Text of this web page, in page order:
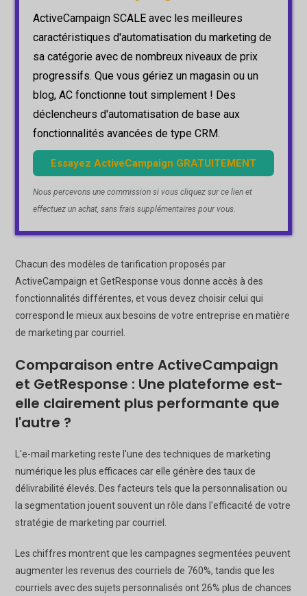
ActiveCampaign SCALE avec les meilleures
caractéristiques d'automatisation du marketing de
sa catégorie avec de nombreux niveaux de prix
progressifs. Que vous gériez un magasin ou un
blog, AC fonctionne tout simplement ! Des
déclencheurs d'automatisation de base aux
fonctionnalités avancées de type CRM.
Essayez ActiveCampaign GRATUITEMENT
Nous percevons une commission si vous cliquez sur ce lien et
effectuez un achat, sans frais supplémentaires pour vous.
Chacun des modèles de tarification proposés par
ActiveCampaign et GetResponse vous donne accès à des
fonctionnalités différentes, et vous devez choisir celui qui
correspond le mieux aux besoins de votre entreprise en matière
de marketing par courriel.
Comparaison entre ActiveCampaign
et GetResponse : Une plateforme est-
elle clairement plus performante que
l'autre ?
L'e-mail marketing reste l'une des techniques de marketing
numérique les plus efficaces car elle génère des taux de
délivrabilité élevés. Des facteurs tels que la personnalisation ou
la segmentation jouent souvent un rôle dans l'efficacité de votre
stratégie de marketing par courriel.
Les chiffres montrent que les campagnes segmentées peuvent
augmenter les revenus des courriels de 760%, tandis que les
courriels avec des sujets personnalisés ont 26% plus de chances